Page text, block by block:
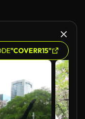
"COVERR15"